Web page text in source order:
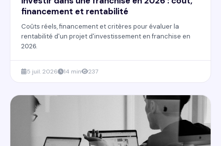
financement et rentabilité
Coûts réels, financement et critères pour évaluer la
rentabilité d'un projet d'investissement en franchise en
2026.
5 juil. 2026 14 min 237